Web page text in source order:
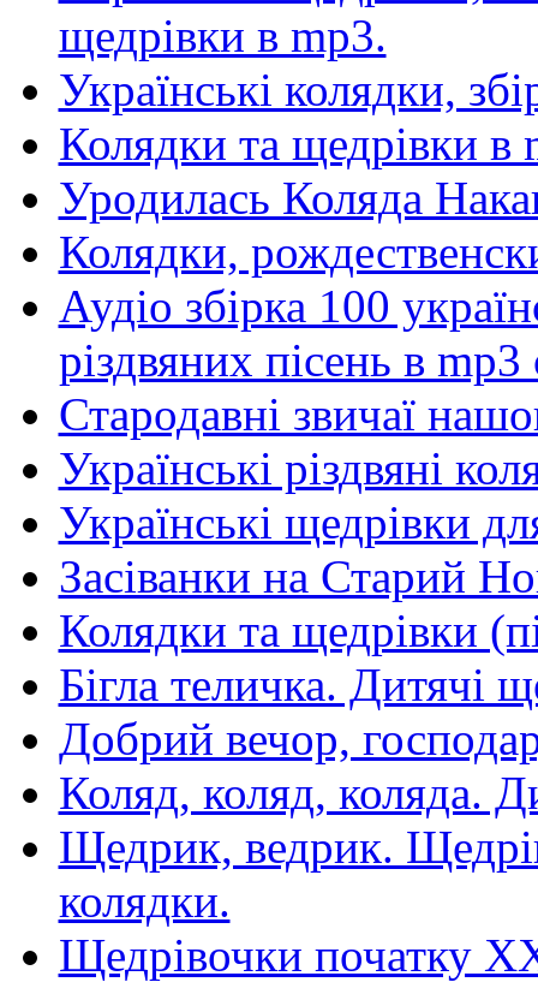
щедрівки в mp3.
Українські колядки,
Колядки та щедрівки в
Уродилась Коляда
Колядки,
Аудіо збірка 100
різдвяних пісень в
Стародавні звичаї
Українські різдвяні
Українські щедрівки
Засіванки на Старий
Колядки та щедрівки
Бігла теличка. Дитячі
Добрий вечор,
Коляд, коляд, коляда.
Щедрик, ведрик.
колядки.
Щедрівочки початку